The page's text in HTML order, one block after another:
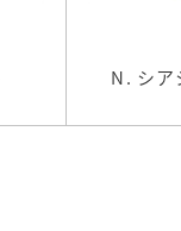
N. シア